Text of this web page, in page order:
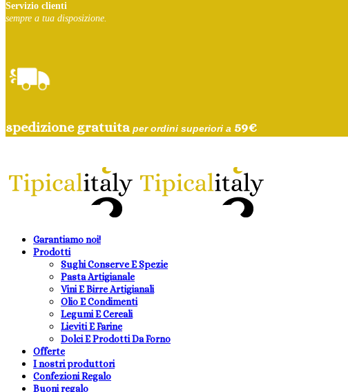
Servizio clienti
sempre a tua disposizione.
spedizione gratuita per ordini superiori a 59€
Garantiamo noi!
Prodotti
Sughi Conserve E Spezie
Pasta Artigianale
Vini E Birre Artigianali
Olio E Condimenti
Legumi E Cereali
Lieviti E Farine
Dolci E Prodotti Da Forno
Offerte
I nostri produttori
Confezioni Regalo
Buoni regalo